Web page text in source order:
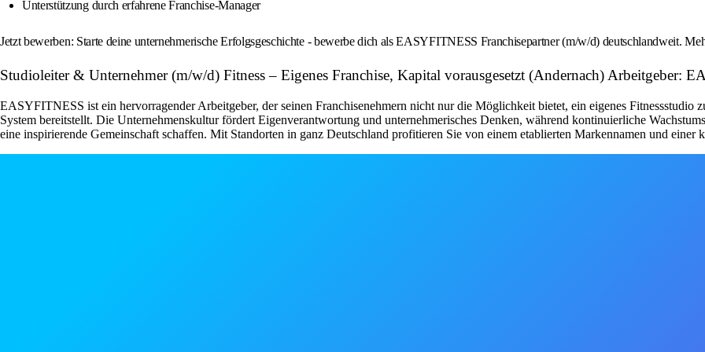
Unterstützung durch erfahrene Franchise-Manager
Jetzt bewerben: Starte deine unternehmerische Erfolgsgeschichte - bewerbe dich als EASYFITNESS Franchisepartner (m/w/d) deutschlandweit.
Studioleiter & Unternehmer (m/w/d) Fitness – Eigenes Franchise, Kapital vorausgesetzt (Andernach) Arbeitgeber:
EASYFITNESS ist ein hervorragender Arbeitgeber, der seinen Franchisenehmern nicht nur die Möglichkeit bietet, ein eigenes Fitnessstudio
System bereitstellt. Die Unternehmenskultur fördert Eigenverantwortung und unternehmerisches Denken, während kontinuierliche
eine inspirierende Gemeinschaft schaffen. Mit Standorten in ganz Deutschland profitieren Sie von einem etablierten Markennamen und